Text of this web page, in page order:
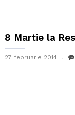
8 Martie la
27 februarie 2014